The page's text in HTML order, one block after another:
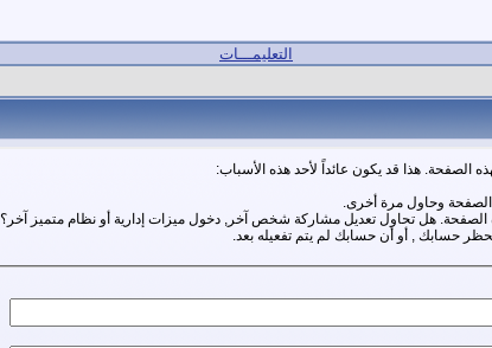
التعليمـــات
الصفحة. هذا قد يكون عائداً لأحد هذه الأسباب:
الصفحة وحاول مرة أخرى.
الصفحة. هل تحاول تعديل مشاركة شخص آخر, دخول ميزات إدارية أو نظام متميز آخر؟
حسابك , أو أن حسابك لم يتم تفعيله بعد.